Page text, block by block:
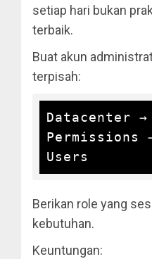
setiap hari bukan
terbaik.
Buat akun
terpisah:
Datacenter →
Permissions
Berikan role yang
kebutuhan.
Keuntungan: